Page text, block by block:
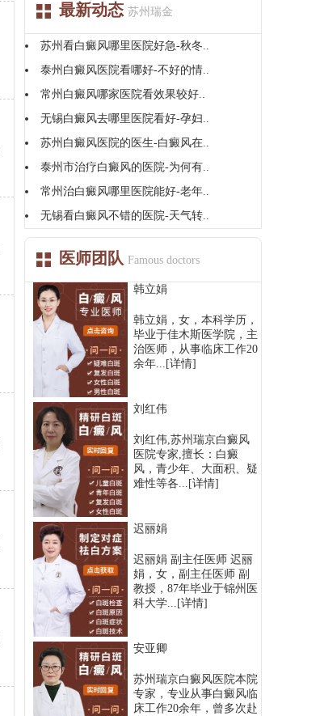
最新动态 苏州瑞金
苏州看白癜风哪里医院好急-秋冬..
泰州白癜风医院看哪好-不好的情..
常州白癜风哪家医院看效果较好..
无锡白癜风去哪里医院看好-孕妇..
苏州白癜风医院的医生-白癜风在..
泰州市治疗白癜风的医院-为何有..
常州治白癜风哪里医院能好-老年..
无锡看白癜风不错的医院-天气转..
医师团队 Famous doctors
韩立娟
韩立娟，女，本科学历，
毕业于佳木斯医学院，主
治医师，从事临床工作20
余年... [详情]
刘红伟
刘红伟,苏州瑞京白癜风
医院专家,擅长：白癜
风，青少年、大面积、疑
难性等各... [详情]
迟丽娟
迟丽娟 副主任医师 迟丽
娟，女，副主任医师 副
教授，87年毕业于锦州医
科大学... [详情]
安亚卿
苏州瑞京白癜风医院本院
专家，专业从事白癜风临
床工作20余年，曾多次赴